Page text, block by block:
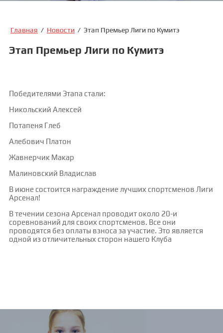
Главная / Новости / Этап Премьер Лиги по Кумитэ
Этап Премьер Лиги по Кумитэ
Победителями Этапа стали:
Никольский Алексей
Потапеня Глеб
Алебович Платон
Жавнерчик Макар
Малиновский Владислав
В июне состоится награждение лучших спортсменов Лиги
Арсенал!
В течении сезона Арсенал проводит около 20-и
соревнований для своих спортсменов. Все они
проводятся без оплаты взноса за участие. Это является
одной из отличительных сторон нашего Клуба